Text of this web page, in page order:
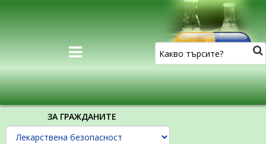
ЗА ГРАЖДАНИТЕ